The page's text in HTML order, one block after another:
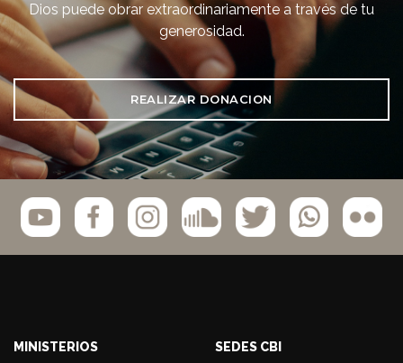
Dios puede obrar extraordinariamente a través de tu
generosidad.
REALIZAR DONACION
MINISTERIOS
SEDES CBI